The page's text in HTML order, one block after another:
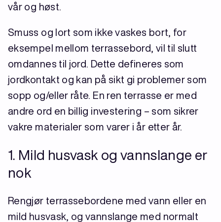
vår og høst.
Smuss og lort som ikke vaskes bort, for
eksempel mellom terrassebord, vil til slutt
omdannes til jord. Dette defineres som
jordkontakt og kan på sikt gi problemer som
sopp og/eller råte. En ren terrasse er med
andre ord en billig investering – som sikrer
vakre materialer som varer i år etter år.
1. Mild husvask og vannslange er
nok
Rengjør terrassebordene med vann eller en
mild husvask, og vannslange med normalt